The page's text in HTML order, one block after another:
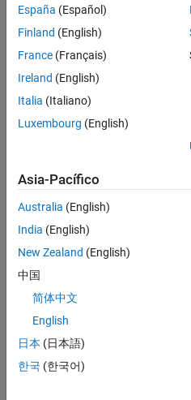
han
traducido
todos
los
empleos.
Busque
por
ubicación
todos
empleos
en su
zona.
Oil & Gas Industry
US-TX-Plano
Marketing |
España (Español)
Finland (English)
France (Français)
Ireland (English)
Italia (Italiano)
Luxembourg (English)
Asia-Pacífico
Australia (English)
India (English)
New Zealand (English)
中国
简体中文
English
日本 (日本語)
한국 (한국어)